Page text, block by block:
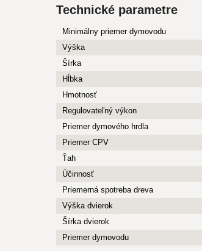
Technické parametre
Minimálny priemer dymovodu
Výška
Šírka
Hĺbka
Hmotnosť
Regulovateľný výkon
Priemer dymového hrdla
Priemer CPV
Ťah
Účinnosť
Priemerná spotreba dreva
Výška dvierok
Šírka dvierok
Priemer dymovodu